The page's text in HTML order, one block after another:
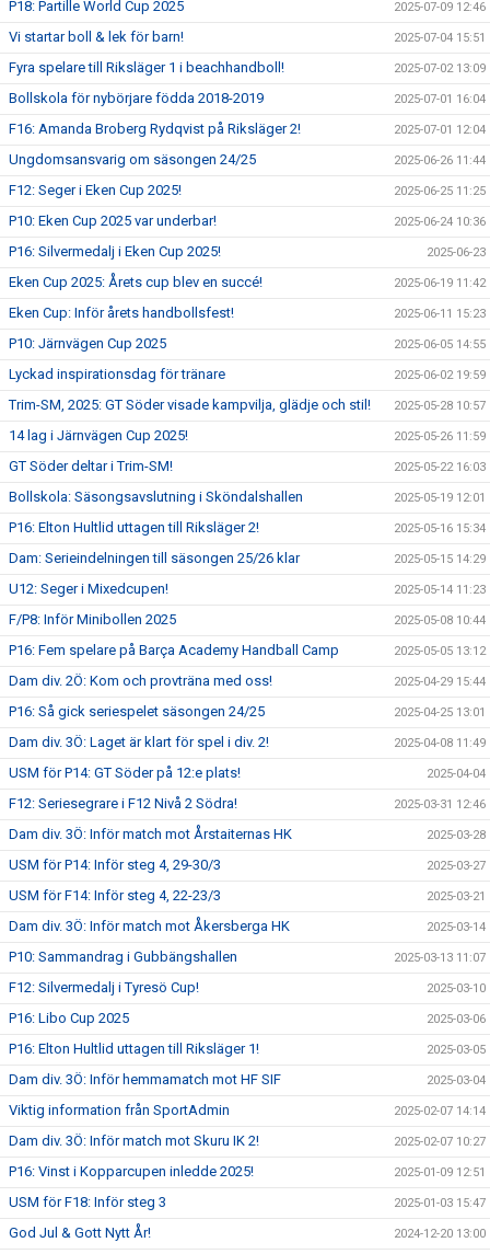
P18: Partille World Cup 2025 2025-07-09 12:46
Vi startar boll & lek för barn! 2025-07-04 15:51
Fyra spelare till Riksläger 1 i beachhandboll! 2025-07-02 13:09
Bollskola för nybörjare födda 2018-2019 2025-07-01 16:04
F16: Amanda Broberg Rydqvist på Riksläger 2! 2025-07-01 12:04
Ungdomsansvarig om säsongen 24/25 2025-06-26 11:44
F12: Seger i Eken Cup 2025! 2025-06-25 11:25
P10: Eken Cup 2025 var underbar! 2025-06-24 10:36
P16: Silvermedalj i Eken Cup 2025! 2025-06-23
Eken Cup 2025: Årets cup blev en succé! 2025-06-19 11:42
Eken Cup: Inför årets handbollsfest! 2025-06-11 15:23
P10: Järnvägen Cup 2025 2025-06-05 14:55
Lyckad inspirationsdag för tränare 2025-06-02 19:59
Trim-SM, 2025: GT Söder visade kampvilja, glädje och stil! 2025-05-28 10:57
14 lag i Järnvägen Cup 2025! 2025-05-26 11:59
GT Söder deltar i Trim-SM! 2025-05-22 16:03
Bollskola: Säsongsavslutning i Sköndalshallen 2025-05-19 12:01
P16: Elton Hultlid uttagen till Riksläger 2! 2025-05-16 15:34
Dam: Serieindelningen till säsongen 25/26 klar 2025-05-15 14:29
U12: Seger i Mixedcupen! 2025-05-14 11:23
F/P8: Inför Minibollen 2025 2025-05-08 10:44
P16: Fem spelare på Barça Academy Handball Camp 2025-05-05 13:12
Dam div. 2Ö: Kom och provträna med oss! 2025-04-29 15:44
P16: Så gick seriespelet säsongen 24/25 2025-04-25 13:01
Dam div. 3Ö: Laget är klart för spel i div. 2! 2025-04-08 11:49
USM för P14: GT Söder på 12:e plats! 2025-04-04
F12: Seriesegrare i F12 Nivå 2 Södra! 2025-03-31 12:46
Dam div. 3Ö: Inför match mot Årstaiternas HK 2025-03-28
USM för P14: Inför steg 4, 29-30/3 2025-03-27
USM för F14: Inför steg 4, 22-23/3 2025-03-21
Dam div. 3Ö: Inför match mot Åkersberga HK 2025-03-14
P10: Sammandrag i Gubbängshallen 2025-03-13 11:07
F12: Silvermedalj i Tyresö Cup! 2025-03-10
P16: Libo Cup 2025 2025-03-06
P16: Elton Hultlid uttagen till Riksläger 1! 2025-03-05
Dam div. 3Ö: Inför hemmamatch mot HF SIF 2025-03-04
Viktig information från SportAdmin 2025-02-07 14:14
Dam div. 3Ö: Inför match mot Skuru IK 2! 2025-02-07 10:27
P16: Vinst i Kopparcupen inledde 2025! 2025-01-09 12:51
USM för F18: Inför steg 3 2025-01-03 15:47
God Jul & Gott Nytt År! 2024-12-20 13:00